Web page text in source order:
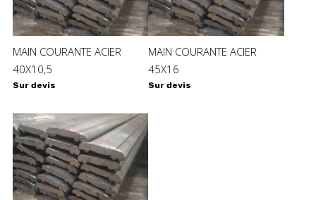
MAIN COURANTE ACIER
40X10,5
Sur devis
MAIN COURANTE ACIER
45X16
Sur devis